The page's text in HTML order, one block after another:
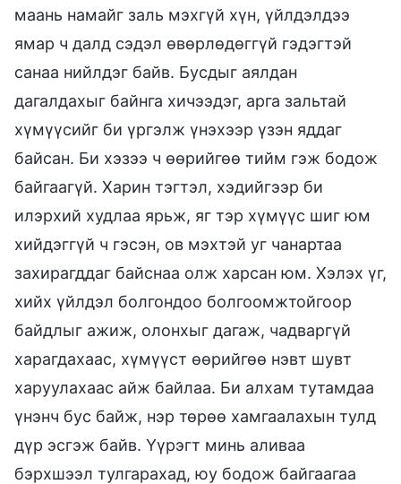
маань намайг заль мэхгүй хүн, үйлдэлдээ
ямар ч далд сэдэл өвөрлөдөггүй гэдэгтэй
санаа нийлдэг байв. Бусдыг аялдан
дагалдахыг байнга хичээдэг, арга зальтай
хүмүүсийг би үргэлж үнэхээр үзэн яддаг
байсан. Би хэзээ ч өөрийгөө тийм гэж бодож
байгаагүй. Харин тэгтэл, хэдийгээр би
илэрхий худлаа ярьж, яг тэр хүмүүс шиг юм
хийдэггүй ч гэсэн, ов мэхтэй уг чанартаа
захирагддаг байснаа олж харсан юм. Хэлэх үг,
хийх үйлдэл болгондоо болгоомжтойгоор
байдлыг ажиж, олонхыг дагаж, чадваргүй
харагдахаас, хүмүүст өөрийгөө нэвт шувт
харуулахаас айж байлаа. Би алхам тутамдаа
үнэнч бус байж, нэр төрөө хамгаалахын тулд
дүр эсгэж байв. Үүрэгт минь аливаа
бэрхшээл тулгарахад, юу бодож байгаагаа